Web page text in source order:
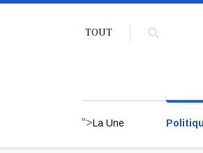
TOUT
">La Une